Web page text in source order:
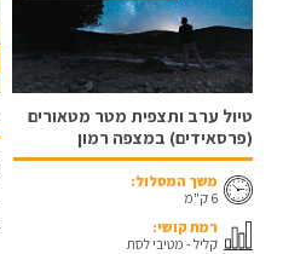
טיול ערב ותצפית מטר מטאורים
(פרסאידים) במצפה רמון
משך המסלול:
6 ק"מ
רמת קושי:
קליל - מטיבי לסת